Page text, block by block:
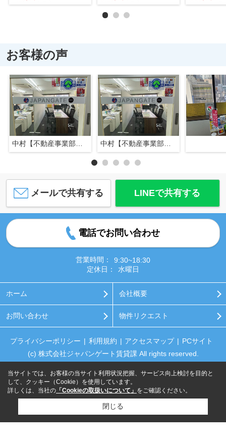
お客様の声
メールで共有する LINEで共有する
電話でお問い合わせ
営業時間：
9:30~18:30
定休日：
水曜日
ホーム 会社概要
お問い合わせ 物件リクエスト
プライバシーポリシー 利用規約 アクセスマップ
PCサイト
(c) 株式会社ジャパンゲート賃貸課 All rights reserved.
当サイトでは、お客様の当サイト利用状況把握、サービス向上検討を目的と
して、クッキー（Cookie）を使用しています。
詳しくは、当社の 「Cookieの取扱いについて」 をご確認ください。
閉じる